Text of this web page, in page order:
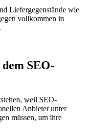
Liefergegenstände wie
vollkommen in
SEO-
weil SEO-
Anbieter unter
müssen, um ihre